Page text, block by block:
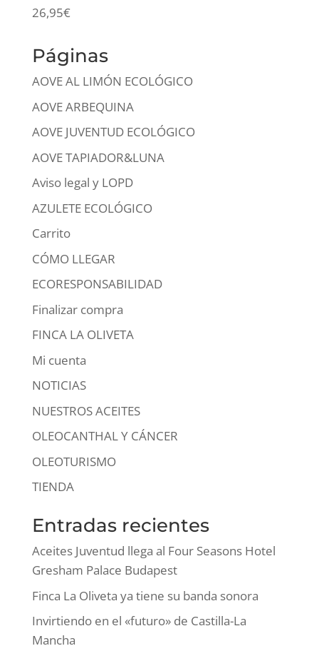
26,95€
Páginas
AOVE AL LIMÓN ECOLÓGICO
AOVE ARBEQUINA
AOVE JUVENTUD ECOLÓGICO
AOVE TAPIADOR&LUNA
Aviso legal y LOPD
AZULETE ECOLÓGICO
Carrito
CÓMO LLEGAR
ECORESPONSABILIDAD
Finalizar compra
FINCA LA OLIVETA
Mi cuenta
NOTICIAS
NUESTROS ACEITES
OLEOCANTHAL Y CÁNCER
OLEOTURISMO
TIENDA
Entradas recientes
Aceites Juventud llega al Four Seasons Hotel
Gresham Palace Budapest
Finca La Oliveta ya tiene su banda sonora
Invirtiendo en el «futuro» de Castilla-La
Mancha